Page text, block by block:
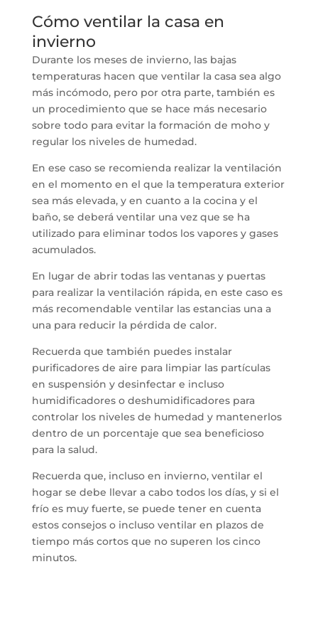
Cómo ventilar la casa en
invierno
Durante los meses de invierno, las bajas
temperaturas hacen que ventilar la casa sea algo
más incómodo, pero por otra parte, también es
un procedimiento que se hace más necesario
sobre todo para evitar la formación de moho y
regular los niveles de humedad.
En ese caso se recomienda realizar la ventilación
en el momento en el que la temperatura exterior
sea más elevada, y en cuanto a la cocina y el
baño, se deberá ventilar una vez que se ha
utilizado para eliminar todos los vapores y gases
acumulados.
En lugar de abrir todas las ventanas y puertas
para realizar la ventilación rápida, en este caso es
más recomendable ventilar las estancias una a
una para reducir la pérdida de calor.
Recuerda que también puedes instalar
purificadores de aire para limpiar las partículas
en suspensión y desinfectar e incluso
humidificadores o deshumidificadores para
controlar los niveles de humedad y mantenerlos
dentro de un porcentaje que sea beneficioso
para la salud.
Recuerda que, incluso en invierno, ventilar el
hogar se debe llevar a cabo todos los días, y si el
frío es muy fuerte, se puede tener en cuenta
estos consejos o incluso ventilar en plazos de
tiempo más cortos que no superen los cinco
minutos.